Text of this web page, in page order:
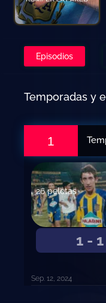
Episodios
Temporadas y
1
1 - 1
26 pelotas
Sep. 12, 2024